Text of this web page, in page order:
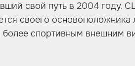
свой путь в 2004 году.
своего
более спортивным внешним